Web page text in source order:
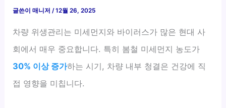
글쓴이매니저/12월 26, 2025
차량 위생관리는 미세먼지와 바이러스가 많은 현대 사
회에서 매우 중요합니다. 특히 봄철 미세먼지 농도가
30% 이상 증가하는 시기, 차량 내부 청결은 건강에 직
접 영향을 미칩니다.